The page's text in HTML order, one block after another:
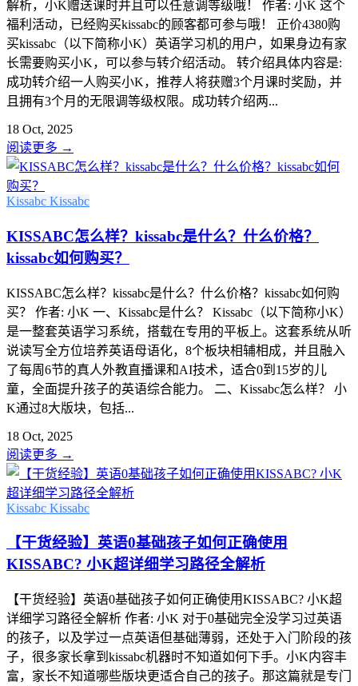
解析，小K赠送课时并且可以任意调等级哦！ 作者: 小K 这个
福利活动，已经购买kissabc的顾客都可参与哦！ 正价4380购
买kissabc（以下简称小K）英语学习机的用户，如果身边有家
长需要购买小K，可以参与转介绍活动。 转介绍具体内容是:
成功转介绍一人购买小K，推荐人将获赠3个月课时奖励，并
且拥有3个月的无限调等级权限。成功转介绍两...
18 Oct, 2025
阅读更多 →
Kissabc Kissabc
KISSABC怎么样？kissabc是什么？什么价格？
kissabc如何购买？
KISSABC怎么样？kissabc是什么？什么价格？kissabc如何购
买？ 作者: 小K 一、Kissabc是什么？ Kissabc（以下简称小K）
是一整套英语学习系统，搭载在专用的平板上。这套系统从听
说读写全方位培养英语母语化，8个板块相辅相成，并且融入
了每周6节的真人外教直播课和AI技术，适合0到15岁的儿
童，全面提升孩子的英语综合能力。 二、Kissabc怎么样？ 小
K通过8大版块，包括...
18 Oct, 2025
阅读更多 →
Kissabc Kissabc
【干货经验】英语0基础孩子如何正确使用
KISSABC? 小K超详细学习路径全解析
【干货经验】英语0基础孩子如何正确使用KISSABC? 小K超
详细学习路径全解析 作者: 小K 对于0基础完全没学习过英语
的孩子，以及学过一点英语但基础薄弱，还处于入门阶段的孩
子，很多家长拿到kissabc机器时不知道如何下手。小K内容丰
富，家长不知道哪些版块更适合自己的孩子。那这篇就是专门